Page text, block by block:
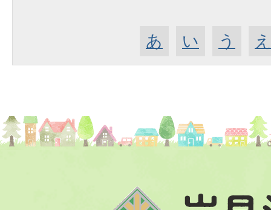
あ い う え